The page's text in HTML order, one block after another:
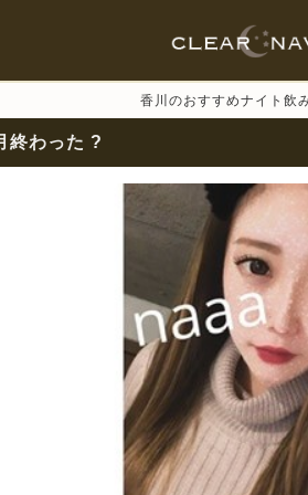
香川のおすすめナイト飲
終わった ?